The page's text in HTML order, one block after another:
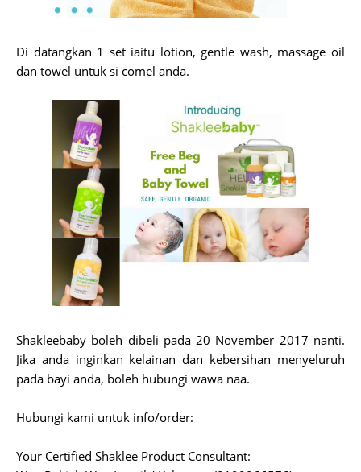
Di datangkan 1 set iaitu lotion, gentle wash, massage oil
dan towel untuk si comel anda.
Shakleebaby boleh dibeli pada 20 November 2017 nanti.
Jika anda inginkan kelainan dan kebersihan menyeluruh
pada bayi anda, boleh hubungi wawa naa.
Hubungi kami untuk info/order:
Your Certified Shaklee Product Consultant: